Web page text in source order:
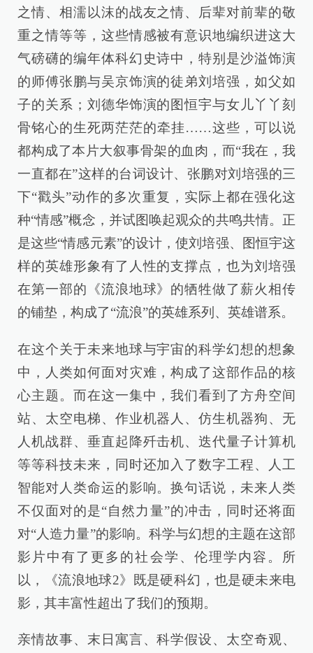
之情、相濡以沫的战友之情、后辈对前辈的敬
重之情等等，这些情感被有意识地编织进这大
气磅礴的编年体科幻史诗中，特别是沙溢饰演
的师傅张鹏与吴京饰演的徒弟刘培强，如父如
子的关系；刘德华饰演的图恒宇与女儿丫丫刻
骨铭心的生死两茫茫的牵挂……这些，可以说
都构成了本片大叙事骨架的血肉，而“我在，我
一直都在”这样的台词设计、张鹏对刘培强的三
下“戳头”动作的多次重复，实际上都在强化这
种“情感”概念，并试图唤起观众的共鸣共情。正
是这些“情感元素”的设计，使刘培强、图恒宇这
样的英雄形象有了人性的支撑点，也为刘培强
在第一部的《流浪地球》的牺牲做了薪火相传
的铺垫，构成了“流浪”的英雄系列、英雄谱系。
在这个关于未来地球与宇宙的科学幻想的想象
中，人类如何面对灾难，构成了这部作品的核
心主题。而在这一集中，我们看到了方舟空间
站、太空电梯、作业机器人、仿生机器狗、无
人机战群、垂直起降歼击机、迭代量子计算机
等等科技未来，同时还加入了数字工程、人工
智能对人类命运的影响。换句话说，未来人类
不仅面对的是“自然力量”的冲击，同时还将面
对“人造力量”的影响。科学与幻想的主题在这部
影片中有了更多的社会学、伦理学内容。所
以，《流浪地球2》既是硬科幻，也是硬未来电
影，其丰富性超出了我们的预期。
亲情故事、末日寓言、科学假设、太空奇观、